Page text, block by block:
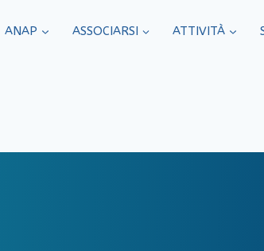
ANAP ASSOCIARSI ATTIVITÀ